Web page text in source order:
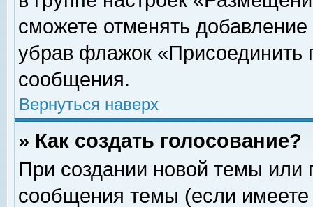
сможете отменять
убрав флажок «Присоединить
сообщения.
Вернуться наверх
» Как создать голосование?
При создании новой темы или
сообщения темы (если